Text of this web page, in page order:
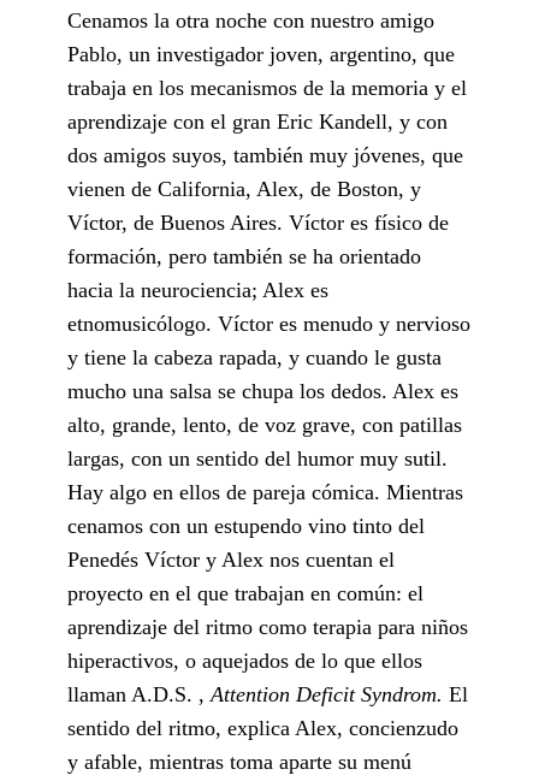
Cenamos la otra noche con nuestro amigo
Pablo, un investigador joven, argentino, que
trabaja en los mecanismos de la memoria y el
aprendizaje con el gran Eric Kandell, y con
dos amigos suyos, también muy jóvenes, que
vienen de California, Alex, de Boston, y
Víctor, de Buenos Aires. Víctor es físico de
formación, pero también se ha orientado
hacia la neurociencia; Alex es
etnomusicólogo. Víctor es menudo y nervioso
y tiene la cabeza rapada, y cuando le gusta
mucho una salsa se chupa los dedos. Alex es
alto, grande, lento, de voz grave, con patillas
largas, con un sentido del humor muy sutil.
Hay algo en ellos de pareja cómica. Mientras
cenamos con un estupendo vino tinto del
Penedés Víctor y Alex nos cuentan el
proyecto en el que trabajan en común: el
aprendizaje del ritmo como terapia para niños
hiperactivos, o aquejados de lo que ellos
llaman A.D.S. , Attention Deficit Syndrom. El
sentido del ritmo, explica Alex, concienzudo
y afable, mientras toma aparte su menú